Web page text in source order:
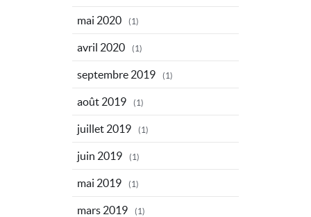
mai 2020 (1)
avril 2020 (1)
septembre 2019 (1)
août 2019 (1)
juillet 2019 (1)
juin 2019 (1)
mai 2019 (1)
mars 2019 (1)